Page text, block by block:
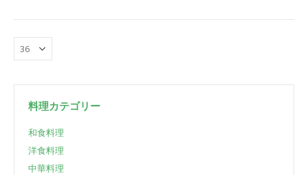
料理カテゴリー
和食料理
洋食料理
中華料理